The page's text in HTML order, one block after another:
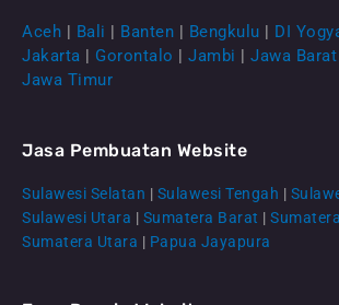
Aceh | Bali | Banten | Bengkulu | DI
Jakarta | Gorontalo | Jambi | Jawa Barat
Jawa Timur
Jasa Pembuatan Website
Sulawesi Selatan | Sulawesi Tengah |
Sulawesi Utara | Sumatera Barat |
Sumatera Utara | Papua Jayapura